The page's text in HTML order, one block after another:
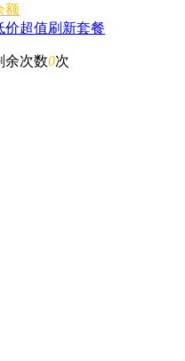
额
价超值刷新套餐
余次数0次